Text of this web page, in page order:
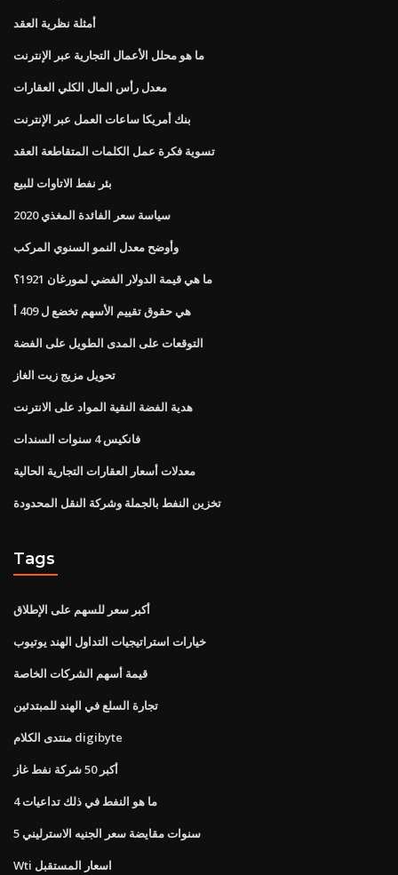
أمثلة نظرية العقد
ما هو محلل الأعمال التجارية عبر الإنترنت
معدل رأس المال الكلي العقارات
بنك أمريكا ساعات العمل عبر الإنترنت
تسوية فكرة عمل الكلمات المتقاطعة العقد
بئر نفط الاتاوات للبيع
سياسة سعر الفائدة المغذي 2020
وأوضح معدل النمو السنوي المركب
ما هي قيمة الدولار الفضي لمورغان 1921؟
هي حقوق تقييم الأسهم تخضع ل 409 أ
التوقعات على المدى الطويل على الفضة
تحويل مزيج زيت الغاز
هدية الفضة النقية المواد على الانترنت
فانكيس 4 سنوات السندات
معدلات أسعار العقارات التجارية الحالية
تخزين النفط بالجملة وشركة النقل المحدودة
Tags
أكبر سعر للسهم على الإطلاق
خيارات استراتيجيات التداول الهند يوتيوب
قيمة أسهم الشركات الخاصة
تجارة السلع في الهند للمبتدئين
منتدى الكلام digibyte
أكبر 50 شركة نفط غاز
ما هو النفط في ذلك تداعيات 4
5 سنوات مقايضة سعر الجنيه الاسترليني
Wti اسعار المستقبل